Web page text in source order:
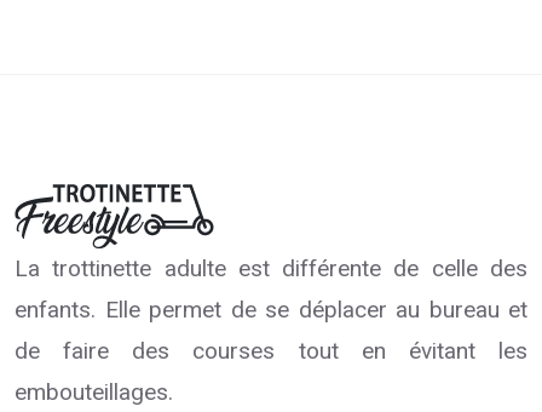
La trottinette adulte est différente de celle des
enfants. Elle permet de se déplacer au bureau et
de faire des courses tout en évitant les
embouteillages.